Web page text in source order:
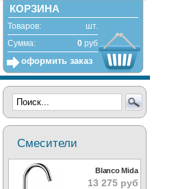
Смесители
Blanco Mida
13 275 руб
КОРЗИНА
Товаров:
шт.
Сумма:
0руб
оформить заказ